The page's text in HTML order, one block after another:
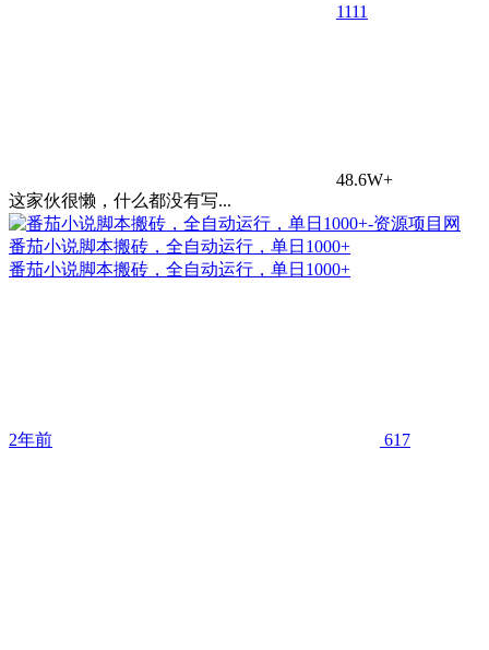
1111
48.6W+
这家伙很懒，什么都没有写...
番茄小说脚本搬砖，全自动运行，单日1000+
番茄小说脚本搬砖，全自动运行，单日1000+
2年前 617